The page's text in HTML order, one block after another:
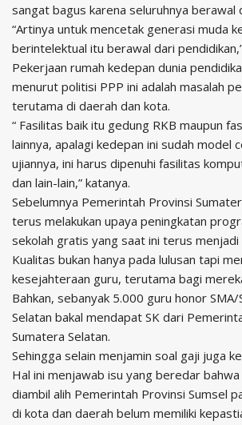
sangat bagus karena seluruhnya berawal
“Artinya untuk mencetak generasi muda
berintelektual itu berawal dari
Pekerjaan rumah kedepan dunia
menurut politisi PPP ini adalah masalah
terutama di daerah dan kota.
“ Fasilitas baik itu gedung RKB maupun
lainnya, apalagi kedepan ini sudah model
ujiannya, ini harus dipenuhi fasilitas
dan lain-lain,” katanya.
Sebelumnya Pemerintah Provinsi
terus melakukan upaya peningkatan
sekolah gratis yang saat ini terus menjadi
Kualitas bukan hanya pada lulusan tapi
kesejahteraan guru, terutama bagi
Bahkan, sebanyak 5.000 guru honor
Selatan bakal mendapat SK dari
Sumatera Selatan.
Sehingga selain menjamin soal gaji juga
Hal ini menjawab isu yang beredar bahwa
diambil alih Pemerintah Provinsi Sumsel
di kota dan daerah belum memiliki